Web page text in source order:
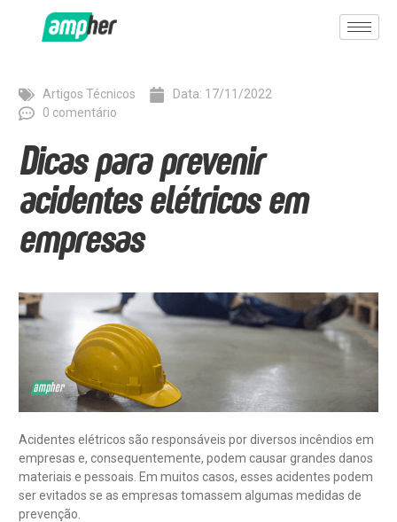
Artigos Técnicos Data: 17/11/2022
0 comentário
Dicas para prevenir
acidentes elétricos em
empresas
Acidentes elétricos são responsáveis por diversos incêndios em
empresas e, consequentemente, podem causar grandes danos
materiais e pessoais. Em muitos casos, esses acidentes podem
ser evitados se as empresas tomassem algumas medidas de
prevenção.